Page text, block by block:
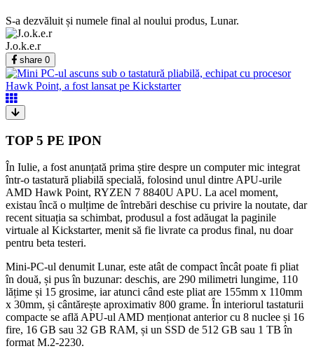
S-a dezvăluit și numele final al noului produs, Lunar.
J.o.k.e.r
share 0
TOP 5 PE IPON
În Iulie, a fost anunțată prima știre despre un computer mic integrat
într-o tastatură pliabilă specială, folosind unul dintre APU-urile
AMD Hawk Point, RYZEN 7 8840U APU. La acel moment,
existau încă o mulțime de întrebări deschise cu privire la noutate, dar
recent situația sa schimbat, produsul a fost adăugat la paginile
virtuale al Kickstarter, menit să fie livrate ca produs final, nu doar
pentru beta testeri.
Mini-PC-ul denumit Lunar, este atât de compact încât poate fi pliat
în două, și pus în buzunar: deschis, are 290 milimetri lungime, 110
lățime și 15 grosime, iar atunci când este pliat are 155mm x 110mm
x 30mm, și cântărește aproximativ 800 grame. În interiorul tastaturii
compacte se află APU-ul AMD menționat anterior cu 8 nuclee și 16
fire, 16 GB sau 32 GB RAM, și un SSD de 512 GB sau 1 TB în
format M.2-2230.